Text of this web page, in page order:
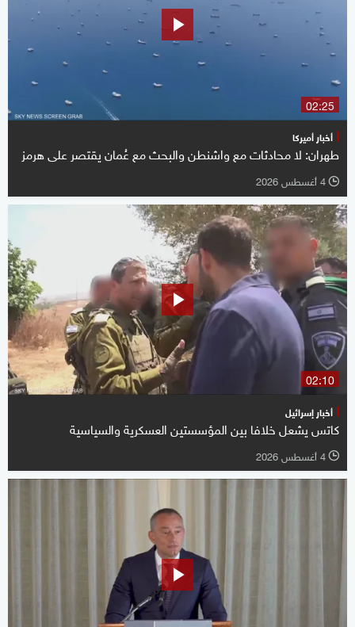
02:25
أخبار أميركا
طهران: لا محادثات مع واشنطن والبحث مع عُمان يقتصر على هرمز
l 4 أغسطس 2026
02:10
أخبار إسرائيل
كاتس يشعل خلافا بين المؤسستين العسكرية والسياسية
l 4 أغسطس 2026